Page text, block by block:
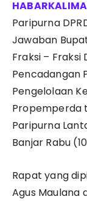
Paripurna
Jawaban
Fraksi –
Pencadangan
Pengelolaan
Propemperda
Paripurna
Banjar Rabu
Rapat yang
Agus Maulana